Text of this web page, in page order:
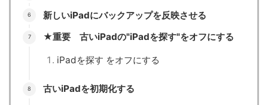
新しいiPadにバックアップを反映させる
★重要 古いiPadの"iPadを探す"をオフにする
iPadを探す をオフにする
古いiPadを初期化する